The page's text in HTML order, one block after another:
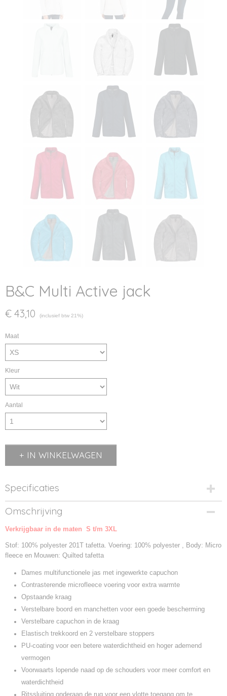
B&C Multi Active jack
€ 43,10 (inclusief btw 21%)
Maat
Kleur
Aantal
IN WINKELWAGEN
Specificaties
Productcode
JW826-1
Productcode leverancier
Omschrijving
Verkrijgbaar in de maten S t/m 3XL
Stof: 100% polyester 201T tafetta. Voering: 100% polyester , Body: Micro
fleece en Mouwen: Quilted tafetta
Dames multifunctionele jas met ingewerkte capuchon
Contrasterende microfleece voering voor extra warmte
Opstaande kraag
Verstelbare boord en manchetten voor een goede bescherming
Verstelbare capuchon in de kraag
Elastisch trekkoord en 2 verstelbare stoppers
PU-coating voor een betere waterdichtheid en hoger ademend
vermogen
Voorwaarts lopende naad op de schouders voor meer comfort en
waterdichtheid
Ritssluiting onderaan de rug voor een vlotte toegang om te